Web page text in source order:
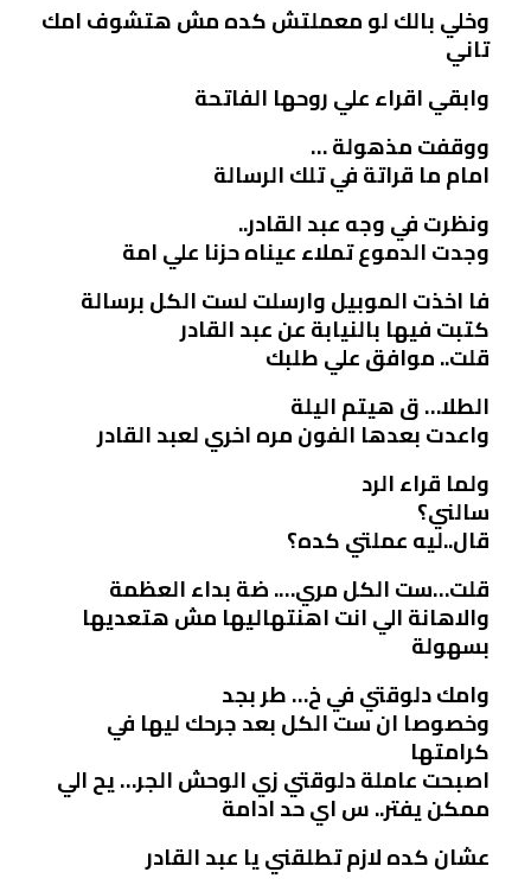
وخلي بالك لو معملتش كده مش هتشوف امك
تاني
وابقي اقراء علي روحها الفاتحة
ووقفت مذهولة …
امام ما قراتة في تلك الرسالة
ونظرت في وجه عبد القادر..
وجدت الدموع تملاء عيناه حزنا علي امة
فا اخذت الموبيل وارسلت لست الكل برسالة
كتبت فيها بالنيابة عن عبد القادر
قلت.. موافق علي طلبك
الطلا… ق هيتم اليلة
واعدت بعدها الفون مره اخري لعبد القادر
ولما قراء الرد
سالني؟
قال..ليه عملتي كده؟
قلت…ست الكل مري…. ضة بداء العظمة
والاهانة الي انت اهنتهاليها مش هتعديها
بسهولة
وامك دلوقتي في خ… طر بجد
وخصوصا ان ست الكل بعد جرحك ليها في
كرامتها
اصبحت عاملة دلوقتي زي الوحش الجر… يح الي
ممكن يفتر.. س اي حد ادامة
عشان كده لازم تطلقني يا عبد القادر